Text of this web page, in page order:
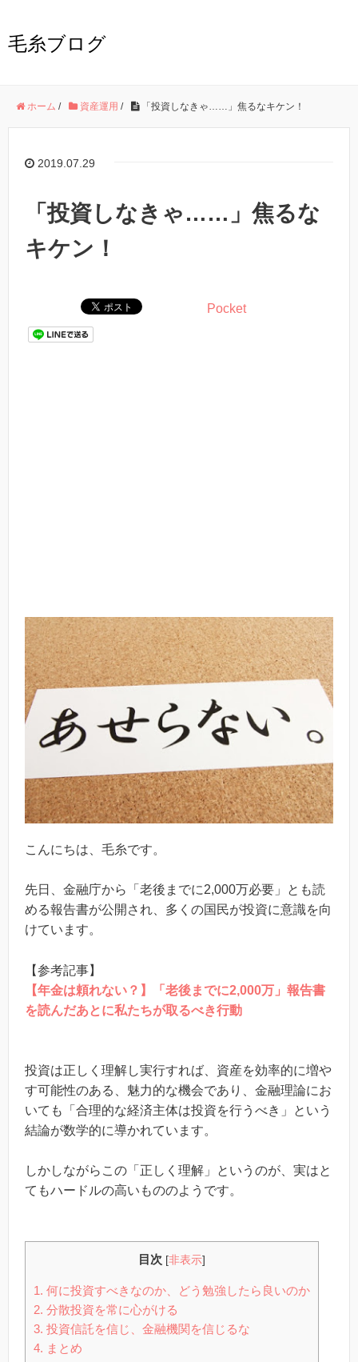
毛糸ブログ
ホーム / 資産運用 / 「投資しなきゃ……」焦るなキケン！
2019.07.29
「投資しなきゃ……」焦るな
キケン！
Pocket
こんにちは、毛糸です。
先日、金融庁から「老後までに2,000万必要」とも読
める報告書が公開され、多くの国民が投資に意識を向
けています。
【参考記事】
【年金は頼れない？】「老後までに2,000万」報告書
を読んだあとに私たちが取るべき行動
投資は正しく理解し実行すれば、資産を効率的に増や
す可能性のある、魅力的な機会であり、金融理論にお
いても「合理的な経済主体は投資を行うべき」という
結論が数学的に導かれています。
しかしながらこの「正しく理解」というのが、実はと
てもハードルの高いもののようです。
目次 [非表示]
1. 何に投資すべきなのか、どう勉強したら良いのか
2. 分散投資を常に心がける
3. 投資信託を信じ、金融機関を信じるな
4. まとめ